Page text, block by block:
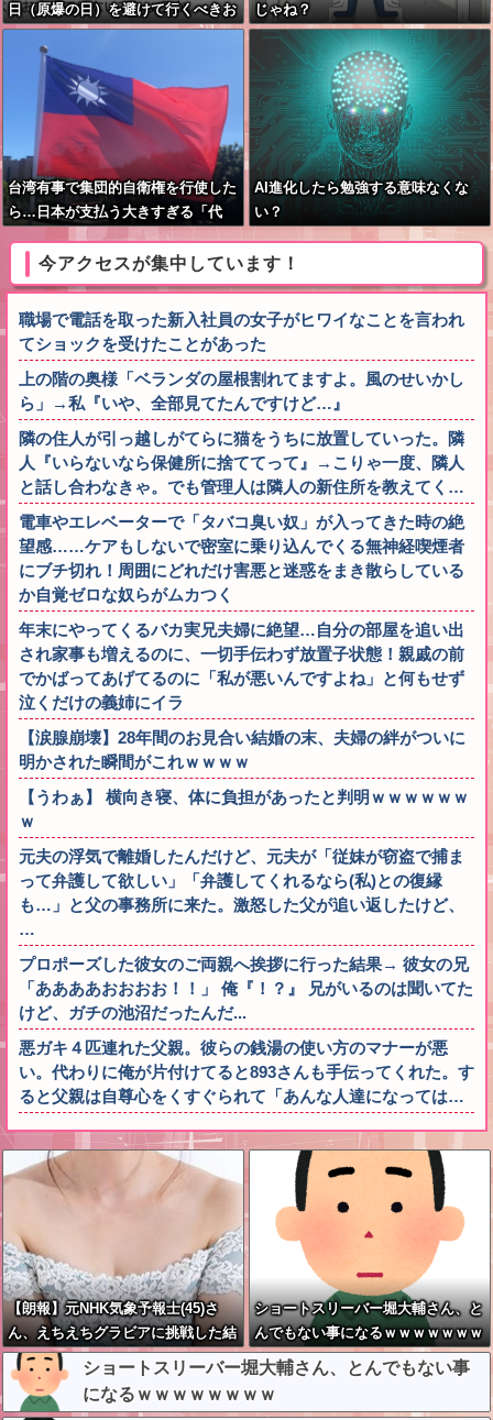
日（原爆の日）を避けて行くべきお
立場ではないでしょうか」
じゃね？
台湾有事で集団的自衛権を行使した
ら…日本が支払う大きすぎる「代
AI進化したら勉強する意味なくな
い？
今アクセスが集中しています！
職場で電話を取った新入社員の女子がヒワイなことを言われ
てショックを受けたことがあった
上の階の奥様「ベランダの屋根割れてますよ。風のせいかし
ら」→私『いや、全部見てたんですけど…』
隣の住人が引っ越しがてらに猫をうちに放置していった。隣
人『いらないなら保健所に捨ててって』→こりゃ一度、隣人
と話し合わなきゃ。でも管理人は隣人の新住所を教えてく…
電車やエレベーターで「タバコ臭い奴」が入ってきた時の絶
望感……ケアもしないで密室に乗り込んでくる無神経喫煙者
にブチ切れ！周囲にどれだけ害悪と迷惑をまき散らしている
か自覚ゼロな奴らがムカつく
年末にやってくるバカ実兄夫婦に絶望…自分の部屋を追い出
され家事も増えるのに、一切手伝わず放置子状態！親戚の前
でかばってあげてるのに「私が悪いんですよね」と何もせず
泣くだけの義姉にイラ
【涙腺崩壊】28年間のお見合い結婚の末、夫婦の絆がついに
明かされた瞬間がこれｗｗｗｗ
【うわぁ】 横向き寝、体に負担があったと判明ｗｗｗｗｗｗ
ｗ
元夫の浮気で離婚したんだけど、元夫が「従妹が窃盗で捕ま
って弁護して欲しい」「弁護してくれるなら(私)との復縁
も…」と父の事務所に来た。激怒した父が追い返したけど、
…
プロポーズした彼女のご両親へ挨拶に行った結果→ 彼女の兄
「ああああおおおお！！」 俺『！？』 兄がいるのは聞いてた
けど、ガチの池沼だったんだ...
悪ガキ４匹連れた父親。彼らの銭湯の使い方のマナーが悪
い。代わりに俺が片付けてると893さんも手伝ってくれた。す
ると父親は自尊心をくすぐられて「あんな人達になっては…
【朗報】元NHK気象予報士(45)さ
ん、えちえちグラビアに挑戦した結
果wwwww
ショートスリーバー堀大輔さん、と
んでもない事になるｗｗｗｗｗｗｗ
ｗ
ショートスリーバー堀大輔さん、とんでもない事
になるｗｗｗｗｗｗｗｗ